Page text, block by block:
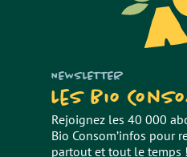
NEWSLETTER
Les Bio
Rejoignez les 40 000
Bio Consom’infos pour
partout et tout le temps !